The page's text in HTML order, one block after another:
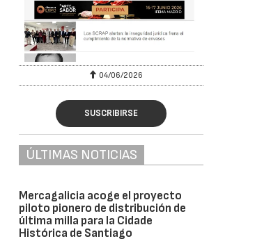
04/06/2026
SUSCRIBIRSE
ÚLTIMAS NOTICIAS
Mercagalicia acoge el proyecto
piloto pionero de distribución de
última milla para la Cidade
Histórica de Santiago